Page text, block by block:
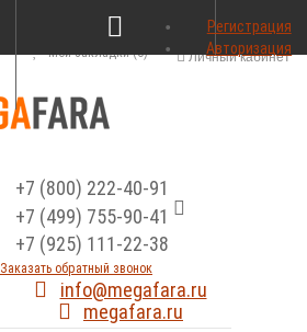
Личный кабинет
Мои закладки (0)
+7 (800) 222-40-91
+7 (499) 755-90-41
+7 (925) 111-22-38
Заказать обратный звонок
info@megafara.ru
megafara.ru
Регистрация
Авторизация